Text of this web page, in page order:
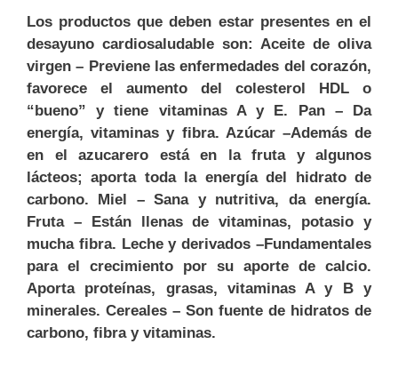
Los productos que deben estar presentes en el
desayuno cardiosaludable son: Aceite de oliva
virgen – Previene las enfermedades del corazón,
favorece el aumento del colesterol HDL o
“bueno” y tiene vitaminas A y E. Pan – Da
energía, vitaminas y fibra. Azúcar –Además de
en el azucarero está en la fruta y algunos
lácteos; aporta toda la energía del hidrato de
carbono. Miel – Sana y nutritiva, da energía.
Fruta – Están llenas de vitaminas, potasio y
mucha fibra. Leche y derivados –Fundamentales
para el crecimiento por su aporte de calcio.
Aporta proteínas, grasas, vitaminas A y B y
minerales. Cereales – Son fuente de hidratos de
carbono, fibra y vitaminas.